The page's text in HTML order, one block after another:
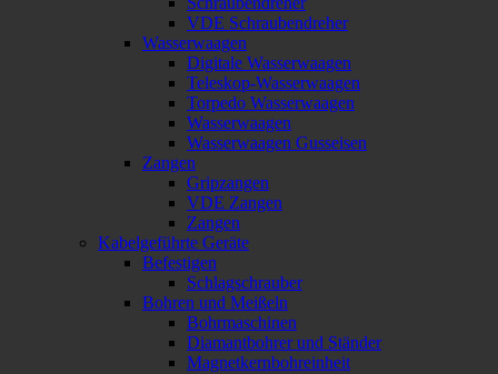
VDE Schraubendreher
Wasserwaagen
Digitale Wasserwaagen
Teleskop-Wasserwaagen
Torpedo Wasserwaagen
Wasserwaagen
Wasserwaagen Gusseisen
Zangen
Gripzangen
VDE Zangen
Zangen
Kabelgeführte Geräte
Befestigen
Schlagschrauber
Bohren und Meißeln
Bohrmaschinen
Diamantbohrer und Ständer
Magnetkernbohreinheit